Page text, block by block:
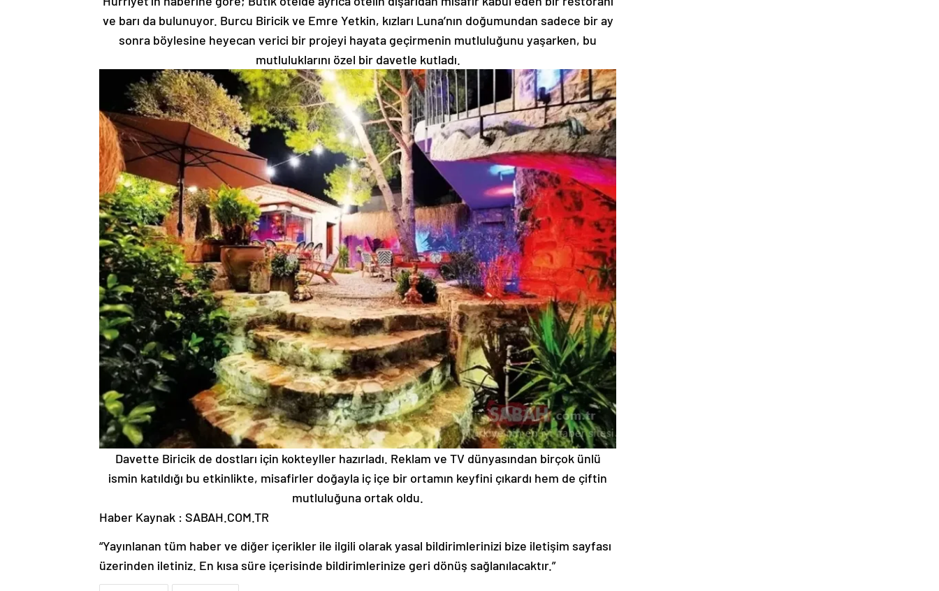
ve barı da bulunuyor. Burcu Biricik ve Emre Yetkin, kızları Luna’nın doğumundan sadece bir ay
sonra böylesine heyecan verici bir projeyi hayata geçirmenin mutluluğunu yaşarken, bu
mutluluklarını özel bir davetle kutladı.
Davette Biricik de dostları için kokteyller hazırladı. Reklam ve TV dünyasından birçok ünlü
ismin katıldığı bu etkinlikte, misafirler doğayla iç içe bir ortamın keyfini çıkardı hem de çiftin
mutluluğuna ortak oldu.
üzerinden iletiniz. En kısa süre içerisinde bildirimlerinize geri dönüş sağlanılacaktır.”
Burcu Biricik Emre Yetkin